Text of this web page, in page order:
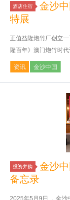
酒店住宿
金沙中
特展
正值益隆炮竹厂创立
隆百年》澳门炮竹时
资讯 金沙中国
投资并购
金沙
备忘录